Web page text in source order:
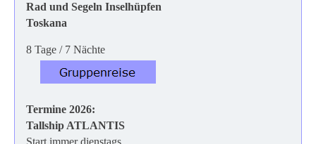
Rad und Segeln Inselhüpfen
Toskana
8 Tage / 7 Nächte
Termine 2026:
Tallship ATLANTIS